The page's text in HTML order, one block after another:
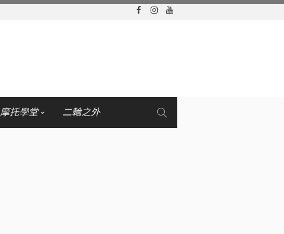
摩托學堂 二輪之外